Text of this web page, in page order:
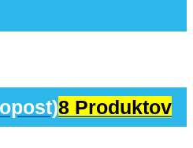
8 Produktov